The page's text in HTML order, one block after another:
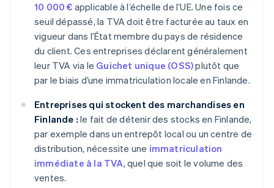
10 000 € applicable à l’échelle de l’UE. Une fois ce
seuil dépassé, la TVA doit être facturée au taux en
vigueur dans l’État membre du pays de résidence
du client. Ces entreprises déclarent généralement
leur TVA via le Guichet unique (OSS)plutôt que
par le biais d’une immatriculation locale en Finlande.
Entreprises qui stockent des marchandises en
Finlande : le fait de détenir des stocks en Finlande,
par exemple dans un entrepôt local ou un centre de
distribution, nécessite une immatriculation
immédiate à la TVA, quel que soit le volume des
ventes.